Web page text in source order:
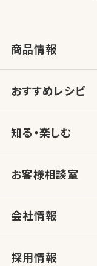
商品情報
おすすめレシピ
知る・楽しむ
お客様相談室
会社情報
採用情報